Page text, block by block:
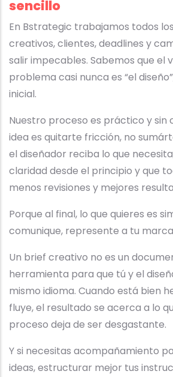
sencillo
En Bstrategic trabajamos todos
creativos, clientes, deadlines y
salir impecables. Sabemos que el
problema casi nunca es “el
inicial.
Nuestro proceso es práctico y sin
idea es quitarte fricción, no
el diseñador reciba lo que
claridad desde el principio y que
menos revisiones y mejores
Porque al final, lo que quieres es
comunique, represente a tu
Un brief creativo no es un
herramienta para que tú y el
mismo idioma. Cuando está bien
fluye, el resultado se acerca a lo
proceso deja de ser desgastante.
Y si necesitas acompañamiento
ideas, estructurar mejor tus